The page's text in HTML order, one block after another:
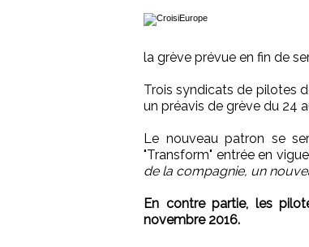
la grève prévue en fin de
Trois syndicats de pilotes
un préavis de grève du 24
Le nouveau patron se
"Transform" entrée en
de la compagnie, un
En contre partie, les
novembre 2016.